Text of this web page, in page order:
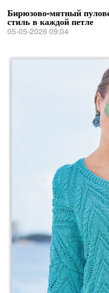
Бирюзово-мятный
стиль в каждой петле
05-05-2026 09:04